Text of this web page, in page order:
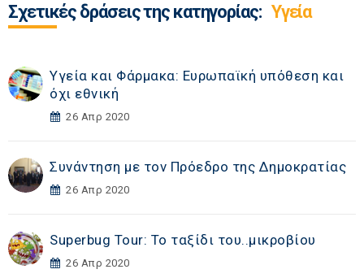
Σχετικές δράσεις της κατηγορίας: Υγεία
Υγεία και Φάρμακα: Ευρωπαϊκή υπόθεση και
όχι εθνική
26 Απρ 2020
Συνάντηση με τον Πρόεδρο της Δημοκρατίας
26 Απρ 2020
Superbug Tour: Το ταξίδι του..μικροβίου
26 Απρ 2020